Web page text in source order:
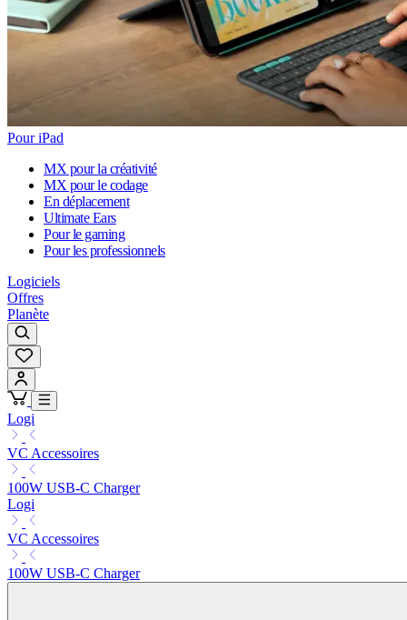
Pour iPad
MX pour la créativité
MX pour le codage
En déplacement
Ultimate Ears
Pour le gaming
Pour les professionnels
Logiciels
Offres
Planète
Logi
VC Accessoires
100W USB-C Charger
Logi
VC Accessoires
100W USB-C Charger